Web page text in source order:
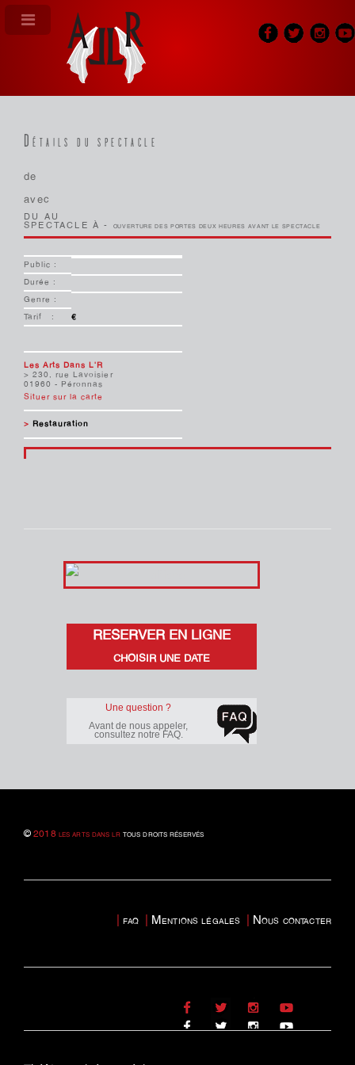
Détails du spectacle
de
avec
DU AU
SPECTACLE À - OUVERTURE DES PORTES DEUX HEURES AVANT LE SPECTACLE
Public :
Durée :
Genre :
Tarif :
€
Les Arts Dans L'R
> 230, rue Lavoisier
01960 - Péronnas
Situer sur la carte
Restauration
RESERVER EN LIGNE
CHOISIR UNE DATE
Une question ?
Avant de nous appeler,
consultez notre FAQ.
©2018 les arts dans lrtous droits réservés
faq Mentions légales Nous contacter